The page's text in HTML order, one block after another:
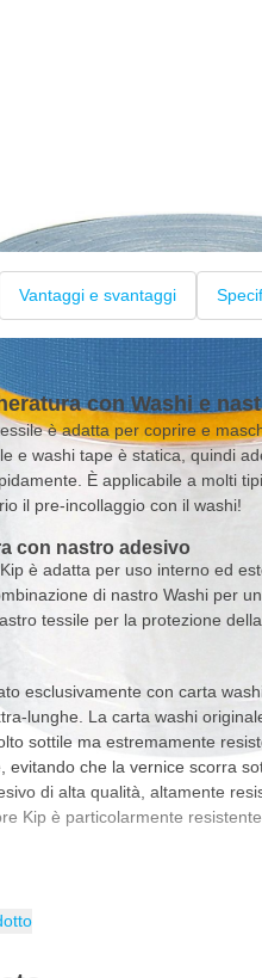
Vantaggi e svantaggi
con Washi e
è adatta per coprire e
e washi tape è statica, quindi
È applicabile a molti
il pre-incollaggio con il washi!
con nastro adesivo
è adatta per uso interno ed
di nastro Washi per
tessile per la protezione
esclusivamente con carta
lunghe. La carta washi
sottile ma estremamente
evitando che la vernice scorra
di alta qualità, altamente
Kip è particolarmente resistente.
PE ed è particolarmente adatto